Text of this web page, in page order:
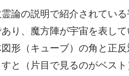
論の説明で紹介されてい
り、魔方陣が宇宙を表し
形（キューブ）の角と正
と（片目で見るのがベス